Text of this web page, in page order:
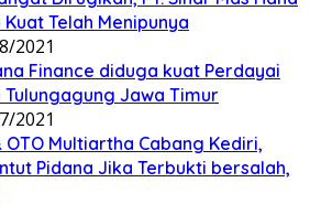
Telah Menipunya
2021
Finance diduga kuat Perdayai
Jawa Timur
2021
OTO Multiartha Cabang Kediri,
Pidana Jika Terbukti bersalah,